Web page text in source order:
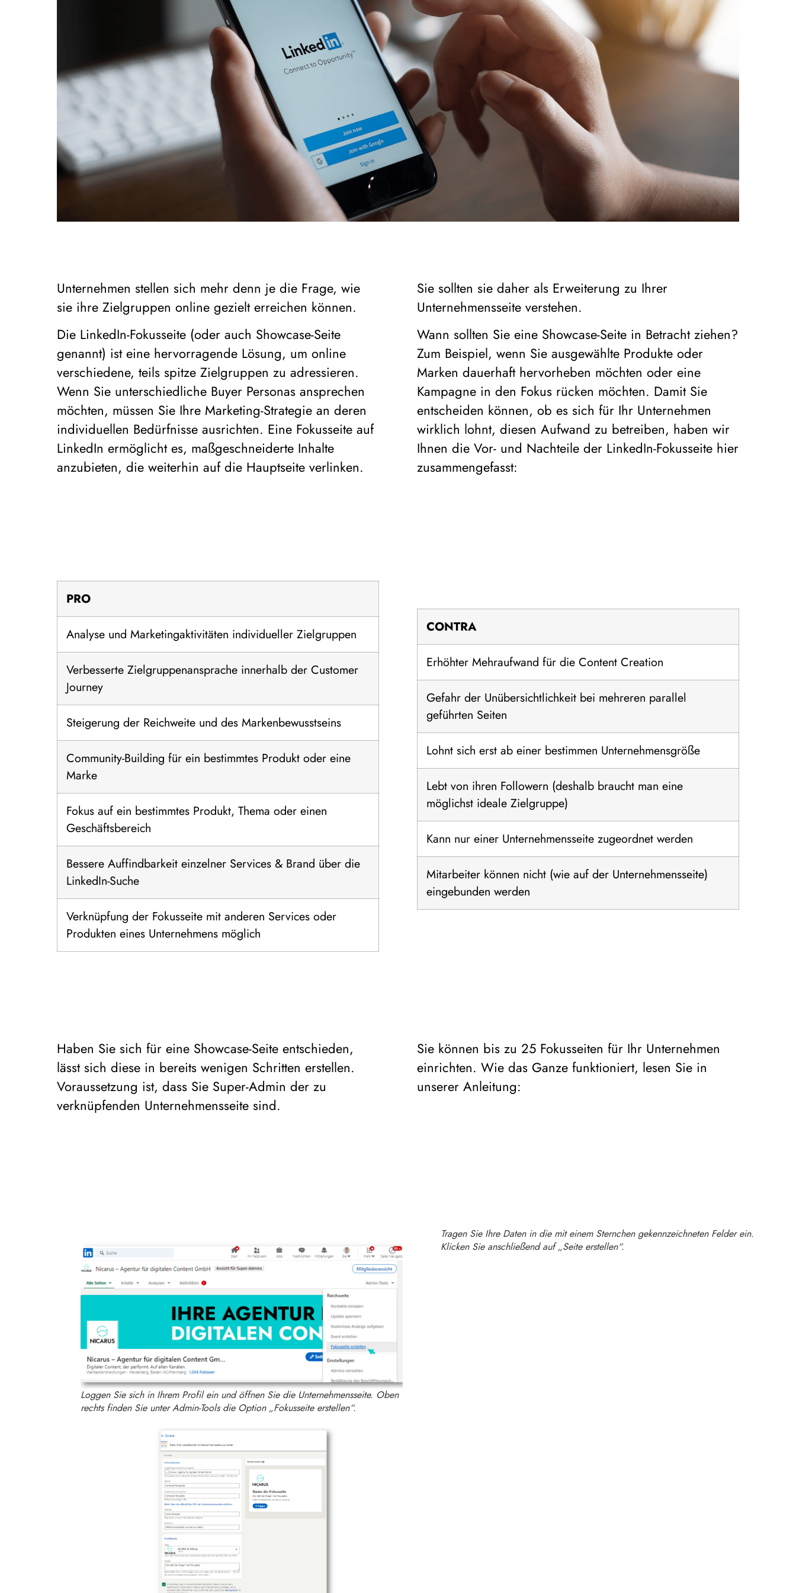
Unternehmen stellen sich mehr denn je die Frage, wie
sie ihre Zielgruppen online gezielt erreichen können.
Die LinkedIn-Fokusseite (oder auch Showcase-Seite
genannt) ist eine hervorragende Lösung, um online
verschiedene, teils spitze Zielgruppen zu adressieren.
Wenn Sie unterschiedliche Buyer Personas ansprechen
möchten, müssen Sie Ihre Marketing-Strategie an deren
individuellen Bedürfnisse ausrichten. Eine Fokusseite auf
LinkedIn ermöglicht es, maßgeschneiderte Inhalte
anzubieten, die weiterhin auf die Hauptseite verlinken.
Sie sollten sie daher als Erweiterung zu Ihrer
Unternehmensseite verstehen.
Wann sollten Sie eine Showcase-Seite in Betracht ziehen?
Zum Beispiel, wenn Sie ausgewählte Produkte oder
Marken dauerhaft hervorheben möchten oder eine
Kampagne in den Fokus rücken möchten. Damit Sie
entscheiden können, ob es sich für Ihr Unternehmen
wirklich lohnt, diesen Aufwand zu betreiben, haben wir
Ihnen die Vor- und Nachteile der LinkedIn-Fokusseite hier
zusammengefasst:
PRO
Analyse und Marketingaktivitäten individueller Zielgruppen
Verbesserte Zielgruppenansprache innerhalb der Customer
Journey
Steigerung der Reichweite und des Markenbewusstseins
Community-Building für ein bestimmtes Produkt oder eine
Marke
Fokus auf ein bestimmtes Produkt, Thema oder einen
Geschäftsbereich
Bessere Auffindbarkeit einzelner Services & Brand über die
LinkedIn-Suche
Verknüpfung der Fokusseite mit anderen Services oder
Produkten eines Unternehmens möglich
CONTRA
Erhöhter Mehraufwand für die Content Creation
Gefahr der Unübersichtlichkeit bei mehreren parallel
geführten Seiten
Lohnt sich erst ab einer bestimmen Unternehmensgröße
Lebt von ihren Followern (deshalb braucht man eine
möglichst ideale Zielgruppe)
Kann nur einer Unternehmensseite zugeordnet werden
Mitarbeiter können nicht (wie auf der Unternehmensseite)
eingebunden werden
Haben Sie sich für eine Showcase-Seite entschieden,
lässt sich diese in bereits wenigen Schritten erstellen.
Voraussetzung ist, dass Sie Super-Admin der zu
verknüpfenden Unternehmensseite sind.
Sie können bis zu 25 Fokusseiten für Ihr Unternehmen
einrichten. Wie das Ganze funktioniert, lesen Sie in
unserer Anleitung:
Loggen Sie sich in Ihrem Profil ein und öffnen Sie die Unternehmensseite. Oben
rechts finden Sie unter Admin-Tools die Option „Fokusseite erstellen“.
Tragen Sie Ihre Daten in die mit einem Sternchen gekennzeichneten Felder ein.
Klicken Sie anschließend auf „Seite erstellen“.